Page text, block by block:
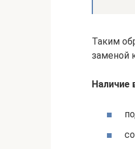
Таким
заменой
Наличие